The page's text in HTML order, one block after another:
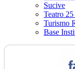
Sucive
Teatro
Turismo
Base